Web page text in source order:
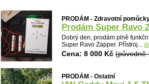
PRODÁM - Zdravotní
Prodám Super Ravo
Dobrý den, prodám plně
Super Ravo Zapper. Přístroj...
Cena: 8 000 Kč (původně
PRODÁM - Ostatní